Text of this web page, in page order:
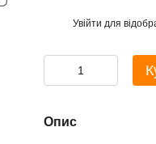
Увійти для
Опис